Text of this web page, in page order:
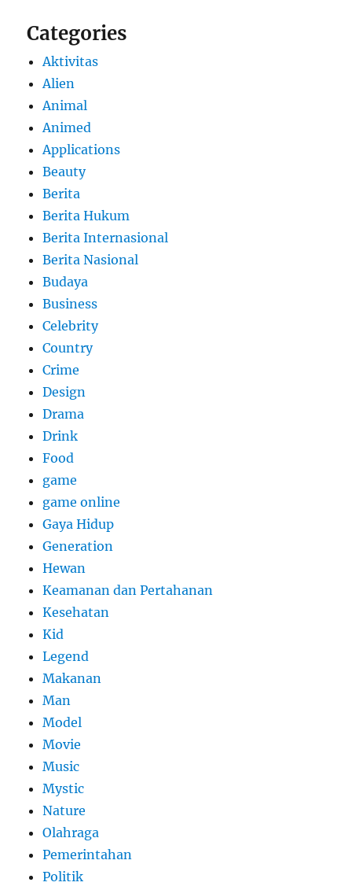
Categories
Aktivitas
Alien
Animal
Animed
Applications
Beauty
Berita
Berita Hukum
Berita Internasional
Berita Nasional
Budaya
Business
Celebrity
Country
Crime
Design
Drama
Drink
Food
game
game online
Gaya Hidup
Generation
Hewan
Keamanan dan Pertahanan
Kesehatan
Kid
Legend
Makanan
Man
Model
Movie
Music
Mystic
Nature
Olahraga
Pemerintahan
Politik